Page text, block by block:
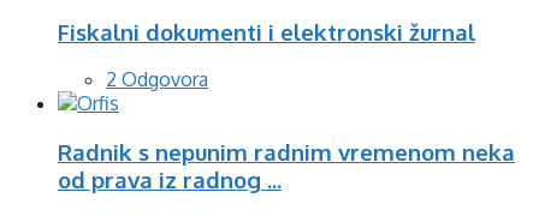
Fiskalni dokumenti i elektronski žurnal
2 Odgovora
Radnik s nepunim radnim vremenom neka
od prava iz radnog ...